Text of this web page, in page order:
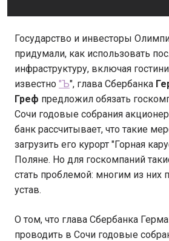
Государство и инвесторы
придумали, как использовать
инфраструктуру, включая
известно "Ъ", глава Сбербанка
Греф предложил обязать
Сочи годовые собрания
банк рассчитывает, что такие
загрузить его курорт "Горная
Поляне. Но для госкомпаний
стать проблемой: многим из них
устав.
О том, что глава Сбербанка
проводить в Сочи годовые